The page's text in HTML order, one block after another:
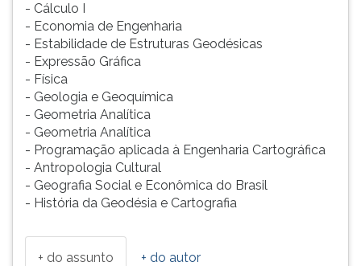
- Cálculo I
- Economia de Engenharia
- Estabilidade de Estruturas Geodésicas
- Expressão Gráfica
- Física
- Geologia e Geoquímica
- Geometria Analítica
- Geometria Analítica
- Programação aplicada à Engenharia Cartográfica
- Antropologia Cultural
- Geografia Social e Econômica do Brasil
- História da Geodésia e Cartografia
+ do assunto + do autor